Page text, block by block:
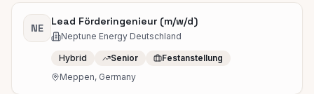
NE
Lead Förderingenieur (m/w/d)
Neptune Energy Deutschland
Hybrid Senior
Festanstellung
Meppen, Germany